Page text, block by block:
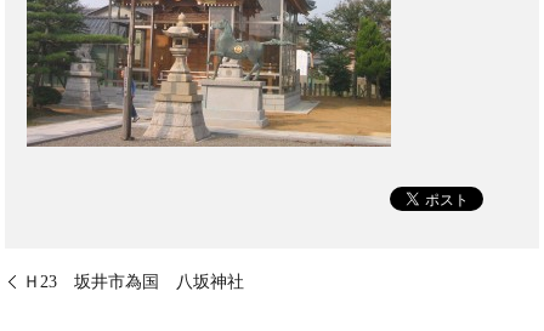
Ｈ23 坂井市為国 八坂神社